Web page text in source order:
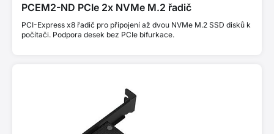
PCEM2-ND PCIe 2x NVMe M.2 řadič
PCI-Express x8 řadič pro připojení až dvou NVMe M.2 SSD disků k
počítači. Podpora desek bez PCIe bifurkace.